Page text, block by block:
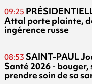
09:25
Attal porte plainte,
ingérence russe
08:53 SAINT-PAUL
Santé 2026 - bouger,
prendre soin de sa